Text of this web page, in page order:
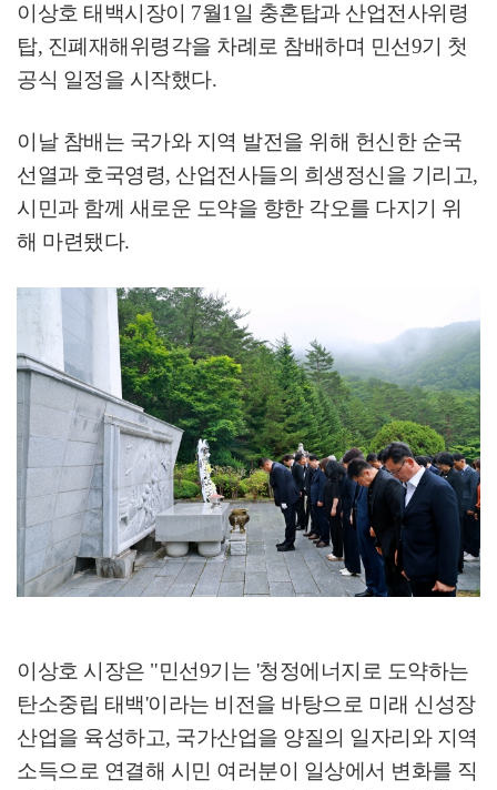
이상호 태백시장이 7월1일 충혼탑과 산업전사위령
탑, 진폐재해위령각을 차례로 참배하며 민선9기 첫
공식 일정을 시작했다.
이날 참배는 국가와 지역 발전을 위해 헌신한 순국
선열과 호국영령, 산업전사들의 희생정신을 기리고,
시민과 함께 새로운 도약을 향한 각오를 다지기 위
해 마련됐다.
이상호 시장은 "민선9기는 '청정에너지로 도약하는
탄소중립 태백'이라는 비전을 바탕으로 미래 신성장
산업을 육성하고, 국가산업을 양질의 일자리와 지역
소득으로 연결해 시민 여러분이 일상에서 변화를 직